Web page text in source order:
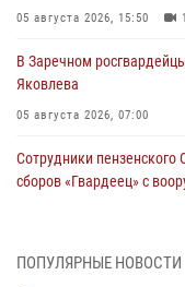
05 августа 2026, 15:50 1
В Заречном
Яковлева
05 августа 2026, 07:00
Сотрудники
сборов «Гвардеец» с
В Пензе сотрудники
ПОПУЛЯРНЫЕ НОВОСТИ